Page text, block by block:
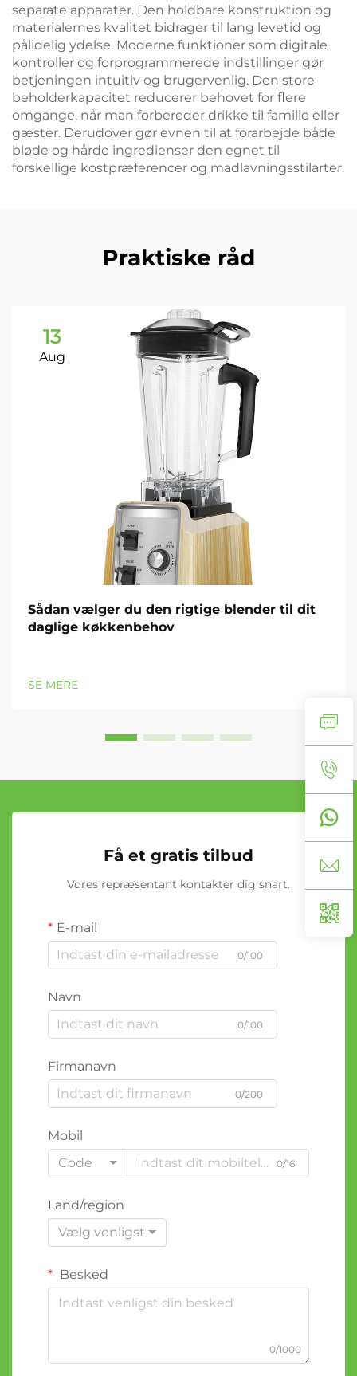
separate apparater. Den holdbare konstruktion og
materialernes kvalitet bidrager til lang levetid og
pålidelig ydelse. Moderne funktioner som digitale
kontroller og forprogrammerede indstillinger gør
betjeningen intuitiv og brugervenlig. Den store
beholderkapacitet reducerer behovet for flere
omgange, når man forbereder drikke til familie eller
gæster. Derudover gør evnen til at forarbejde både
bløde og hårde ingredienser den egnet til
forskellige kostpræferencer og madlavningsstilarter.
Praktiske råd
13
Aug
Sådan vælger du den rigtige blender til dit
daglige køkkenbehov
SE MERE
Få et gratis tilbud
Vores repræsentant kontakter dig snart.
E-mail
0/100
Navn
0/100
Firmanavn
0/200
Mobil
Code
0/16
Land/region
Vælg venligst
Besked
0/1000